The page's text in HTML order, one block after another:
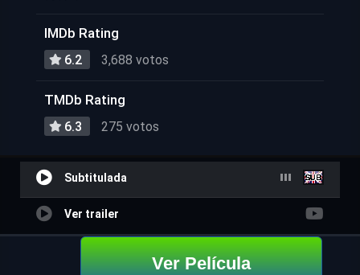
IMDb Rating
6.2 3,688 votos
TMDb Rating
6.3 275 votos
Subtitulada
Ver trailer
Ver Película